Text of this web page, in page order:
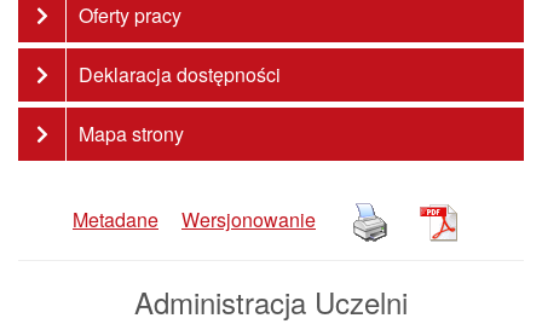
Oferty pracy
Deklaracja dostępności
Mapa strony
Metadane Wersjonowanie
Administracja Uczelni